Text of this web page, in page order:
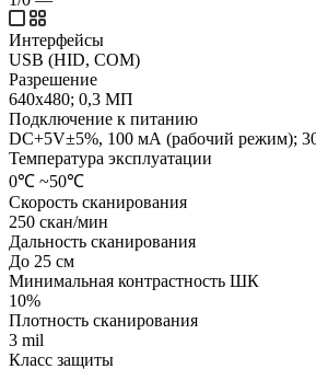
Интерфейсы
USB (HID, COM)
Разрешение
640х480; 0,3 МП
Подключение к питанию
DC+5V±5%, 100 мА (рабочий режим);
Температура эксплуатации
0℃ ~50℃
Скорость сканирования
250 скан/мин
Дальность сканирования
До 25 см
Минимальная контрастность ШК
10%
Плотность сканирования
3 mil
Класс защиты